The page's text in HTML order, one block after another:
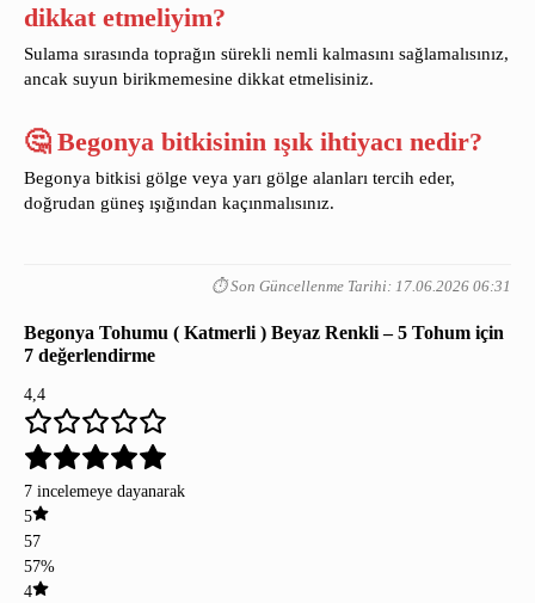
dikkat etmeliyim?
Sulama sırasında toprağın sürekli nemli kalmasını sağlamalısınız,
ancak suyun birikmemesine dikkat etmelisiniz.
🤔 Begonya bitkisinin ışık ihtiyacı nedir?
Begonya bitkisi gölge veya yarı gölge alanları tercih eder,
doğrudan güneş ışığından kaçınmalısınız.
⏱️ Son Güncellenme Tarihi: 17.06.2026 06:31
Begonya Tohumu ( Katmerli ) Beyaz Renkli – 5 Tohum için
7 değerlendirme
4,4
7 incelemeye dayanarak
5
57
57%
4